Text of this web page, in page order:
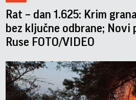
Rat – dan 1.625: Krim
bez ključne odbrane; Novi
Ruse FOTO/VIDEO